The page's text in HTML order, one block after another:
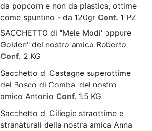
da popcorn e non da plastica, ottime
come spuntino - da 120gr Conf. 1 PZ
SACCHETTO di "Mele Modi' oppure
Golden" del nostro amico Roberto
Conf. 2 KG
Sacchetto di Castagne superottime
del Bosco di Combai del nostro
amico Antonio Conf. 1.5 KG
Sacchetto di Ciliegie straottime e
stranaturali della nostra amica Anna